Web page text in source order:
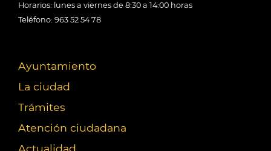
Horarios: lunes a viernes de 8:30 a 14:00 horas
Teléfono: 963 52 54 78
Ayuntamiento
La ciudad
Trámites
Atención ciudadana
Actualidad